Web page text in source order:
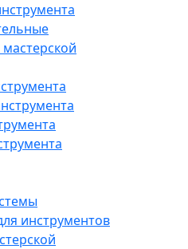
инструментов